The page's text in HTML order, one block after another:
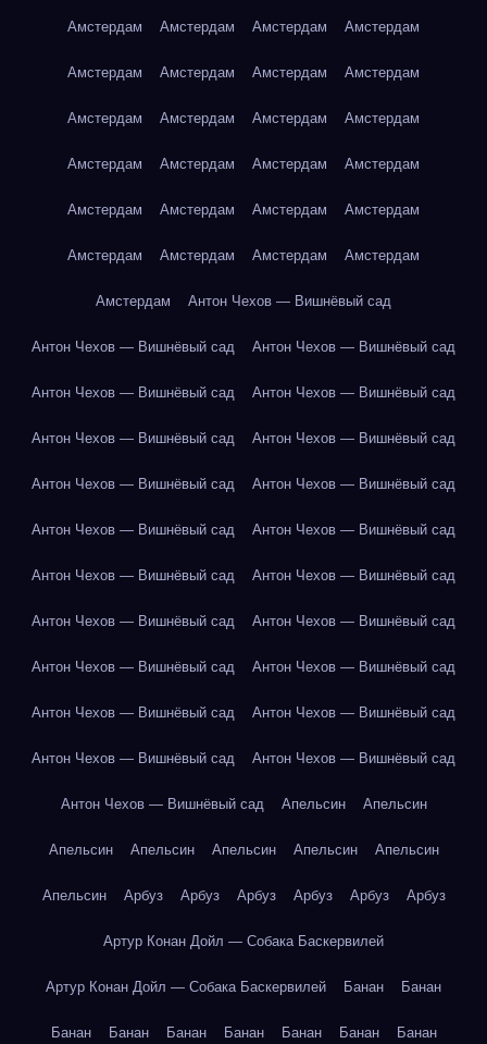
Амстердам Амстердам Амстердам Амстердам
Амстердам Амстердам Амстердам Амстердам
Амстердам Амстердам Амстердам Амстердам
Амстердам Амстердам Амстердам Амстердам
Амстердам Амстердам Амстердам Амстердам
Амстердам Амстердам Амстердам Амстердам
Амстердам Антон Чехов — Вишнёвый сад
Антон Чехов — Вишнёвый сад Антон Чехов — Вишнёвый сад
Антон Чехов — Вишнёвый сад Антон Чехов — Вишнёвый сад
Антон Чехов — Вишнёвый сад Антон Чехов — Вишнёвый сад
Антон Чехов — Вишнёвый сад Антон Чехов — Вишнёвый сад
Антон Чехов — Вишнёвый сад Антон Чехов — Вишнёвый сад
Антон Чехов — Вишнёвый сад Антон Чехов — Вишнёвый сад
Антон Чехов — Вишнёвый сад Антон Чехов — Вишнёвый сад
Антон Чехов — Вишнёвый сад Антон Чехов — Вишнёвый сад
Антон Чехов — Вишнёвый сад Антон Чехов — Вишнёвый сад
Антон Чехов — Вишнёвый сад Антон Чехов — Вишнёвый сад
Антон Чехов — Вишнёвый сад Апельсин Апельсин
Апельсин Апельсин Апельсин Апельсин Апельсин
Апельсин Арбуз Арбуз Арбуз Арбуз Арбуз Арбуз
Артур Конан Дойл — Собака Баскервилей
Артур Конан Дойл — Собака Баскервилей Банан Банан
Банан Банан Банан Банан Банан Банан Банан